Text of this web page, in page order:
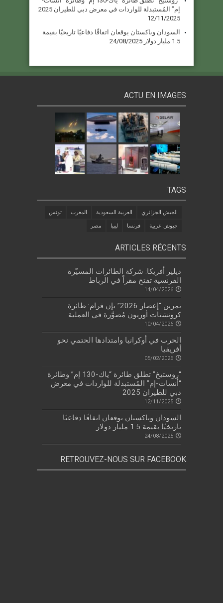
إم” المُستبدلة للواردات في معرض دبي للطيران 2025
12/11/2025
السودان وباكستان يوقعان اتفاقًا دفاعيًا تاريخيًا بقيمة
1.5 مليار دولار
24/08/2025
ACTU EN IMAGES
TAGS
الجيش الجزائري العربية السعودية المغرب تونس
جيوش عربية فرنسا ليبيا مصر
ARTICLES RÉCENTS
ديلير أفريكا: شركة الطائرات المسيّرة
الفرنسية تفتح مقراً في الرباط
14/04/2026
تمرين “إعصار 2026” بإن قزام: طائرة
كرونشتات أوريون مُصوَّرة في العملية
10/04/2026
الحرب في أوكرانيا وامتدادها الحتمي نحو
أفريقيا
05/02/2026
“روستيخ” تطلق طائرة “ياك-130 إم” وطائرة
“أنسات-إم” المُستبدلة للواردات في معرض
دبي للطيران 2025
12/11/2025
السودان وباكستان يوقعان اتفاقًا دفاعيًا
تاريخيًا بقيمة 1.5 مليار دولار
24/08/2025
RETROUVEZ-NOUS SUR FACEBOOK